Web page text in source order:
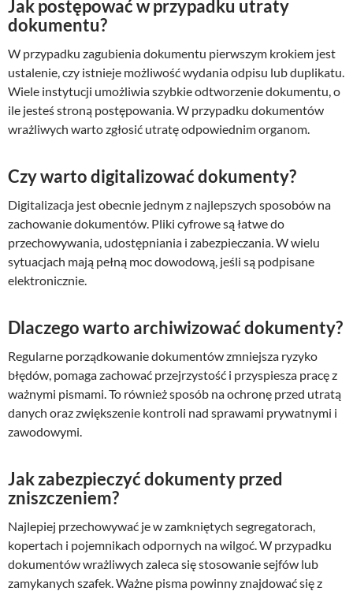
Jak postępować w przypadku utraty
dokumentu?
W przypadku zagubienia dokumentu pierwszym krokiem jest
ustalenie, czy istnieje możliwość wydania odpisu lub duplikatu.
Wiele instytucji umożliwia szybkie odtworzenie dokumentu, o
ile jesteś stroną postępowania. W przypadku dokumentów
wrażliwych warto zgłosić utratę odpowiednim organom.
Czy warto digitalizować dokumenty?
Digitalizacja jest obecnie jednym z najlepszych sposobów na
zachowanie dokumentów. Pliki cyfrowe są łatwe do
przechowywania, udostępniania i zabezpieczania. W wielu
sytuacjach mają pełną moc dowodową, jeśli są podpisane
elektronicznie.
Dlaczego warto archiwizować dokumenty?
Regularne porządkowanie dokumentów zmniejsza ryzyko
błędów, pomaga zachować przejrzystość i przyspiesza pracę z
ważnymi pismami. To również sposób na ochronę przed utratą
danych oraz zwiększenie kontroli nad sprawami prywatnymi i
zawodowymi.
Jak zabezpieczyć dokumenty przed
zniszczeniem?
Najlepiej przechowywać je w zamkniętych segregatorach,
kopertach i pojemnikach odpornych na wilgoć. W przypadku
dokumentów wrażliwych zaleca się stosowanie sejfów lub
zamykanych szafek. Ważne pisma powinny znajdować się z